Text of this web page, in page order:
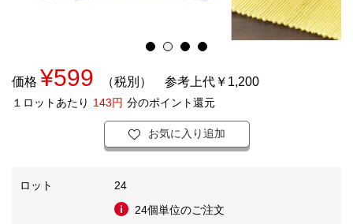
価格 ¥599 （税別） 参考上代￥1,200
１ロットあたり 143円 分のポイント還元
お気に入り追加
ロット
24
24個単位のご注文